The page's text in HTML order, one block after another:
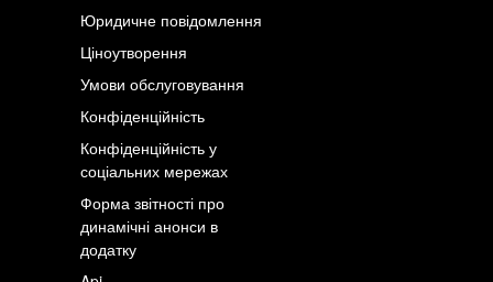
Юридичне повідомлення
Ціноутворення
Умови обслуговування
Конфіденційність
Конфіденційність у
соціальних мережах
Форма звітності про
динамічні анонси в
додатку